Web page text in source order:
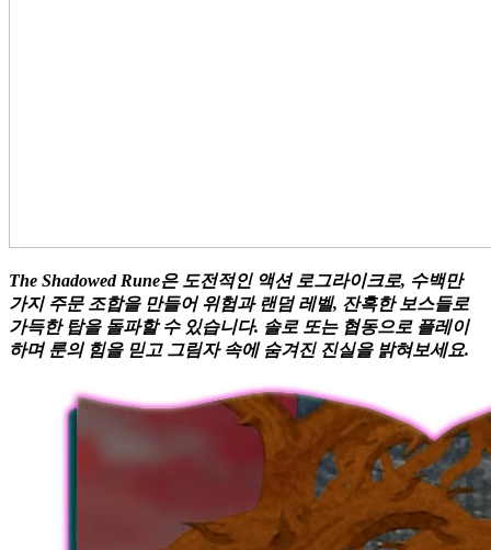
The Shadowed Rune은 도전적인 액션 로그라이크로, 수백만
가지 주문 조합을 만들어 위험과 랜덤 레벨, 잔혹한 보스들로
가득한 탑을 돌파할 수 있습니다. 솔로 또는 협동으로 플레이
하며 룬의 힘을 믿고 그림자 속에 숨겨진 진실을 밝혀보세요.